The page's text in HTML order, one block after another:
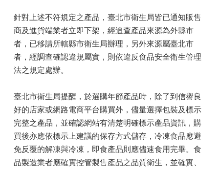
針對上述不符規定之產品，臺北市衛生局皆已通知販售
商及進貨端業者立即下架，經追查產品來源為外縣市
者，已移請所轄縣市衛生局辦理，另外來源屬臺北市
者，經調查確認違規屬實，則依違反食品安全衛生管理
法之規定處辦。
臺北市衛生局提醒，於選購年節產品時，除了到信譽良
好的店家或網路電商平台購買外，儘量選擇包裝及標示
完整之產品，並確認網站有清楚明確標示產品資訊，購
買後亦應依標示上建議的保存方式儲存，冷凍食品應避
免反覆的解凍與冷凍，即食產品則應儘速食用完畢。食
品製造業者應確實控管製售產品之品質衛生，並確實、